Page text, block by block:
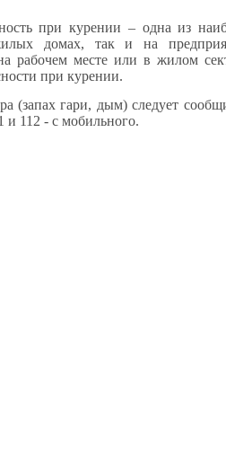
при курении – одна из
домах, так и на
рабочем месте или в жилом
при курении.
гари, дым) следует
112 - с мобильного.